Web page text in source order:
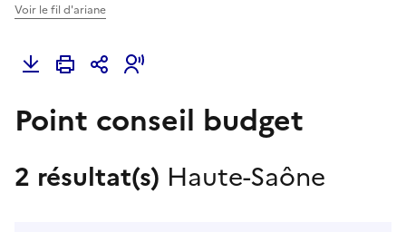
Voir le fil d'ariane
Point conseil budget
2 résultat(s) Haute-Saône